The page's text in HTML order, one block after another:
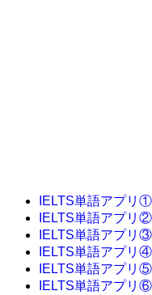
IELTS単語アプリ
IELTS単語アプリ
IELTS単語アプリ
IELTS単語アプリ
IELTS単語アプリ
IELTS単語アプリ